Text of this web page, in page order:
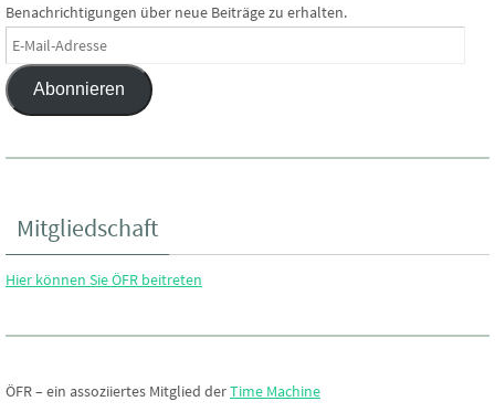
Benachrichtigungen über neue Beiträge zu erhalten.
E-
Mail-
AdresseAbonnieren
Mitgliedschaft
Hier können Sie ÖFR beitreten
ÖFR – ein assoziiertes Mitglied derTime Machine